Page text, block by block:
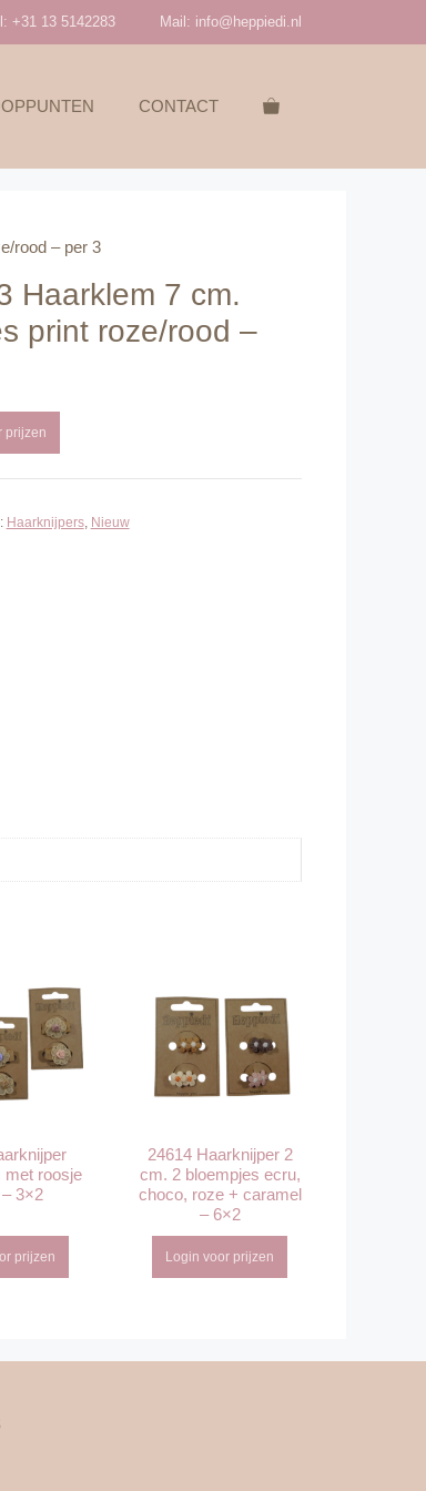
+31 13 5142283 Mail: info@heppiedi.nl
CONTACT
rood – per 3
Haarklem 7 cm.
print roze/rood –
prijzen
Haarknijpers, Nieuw
met roosje
3×2
prijzen
24614 Haarknijper 2
cm. 2 bloempjes ecru,
choco, roze + caramel
– 6×2
Login voor prijzen